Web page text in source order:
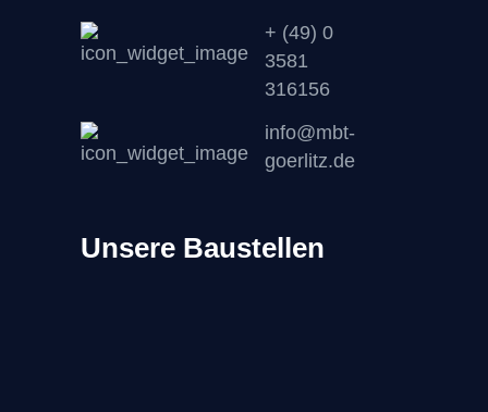
+ (49) 0
3581
316156
info@mbt-
goerlitz.de
Unsere Baustellen